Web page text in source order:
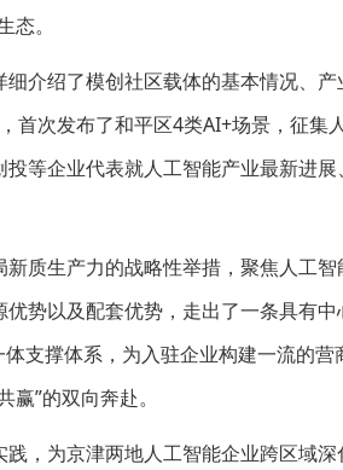
。
介绍了模创社区载体的基本情况、产
首次发布了和平区4类AI+场景，征集
等企业代表就人工智能产业最新进展
质生产力的战略性举措，聚焦人工智
势以及配套优势，走出了一条具有中
支撑体系，为入驻企业构建一流的营
”的双向奔赴。
，为京津两地人工智能企业跨区域深